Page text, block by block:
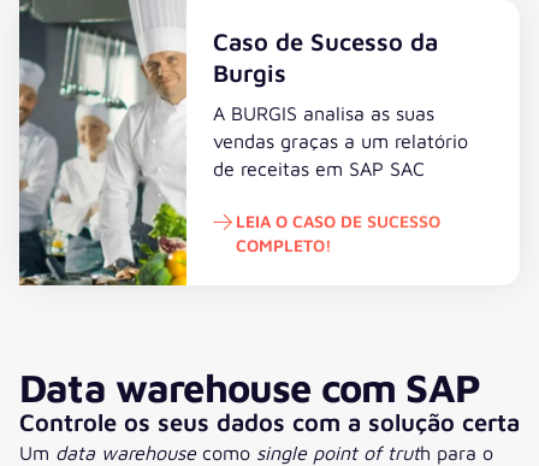
Caso de Sucesso da
Burgis
A BURGIS analisa as suas
vendas graças a um relatório
de receitas em SAP SAC
LEIA O CASO DE SUCESSO
COMPLETO!
Data warehouse com SAP
Controle os seus dados com a solução certa
Um data warehouse como single point of truth para o